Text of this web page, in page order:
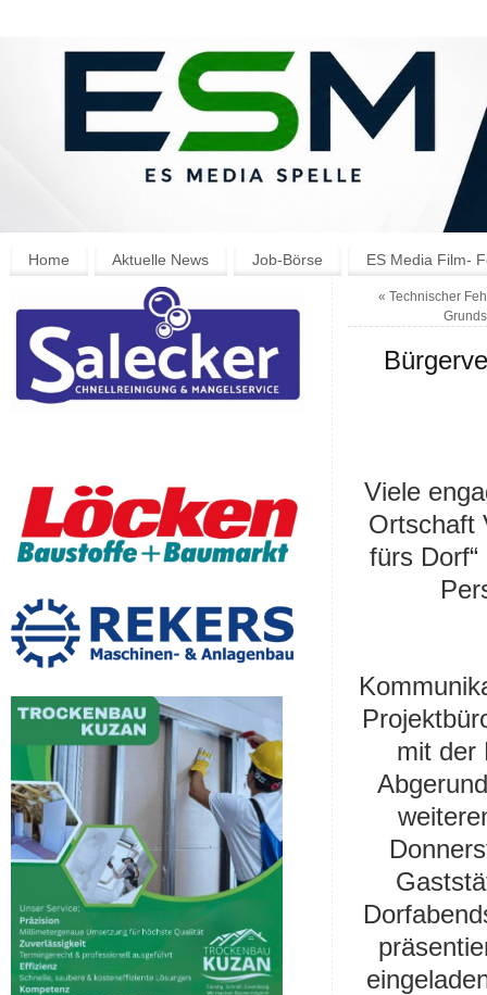
Home Aktuelle News Job-Börse ES Media Film-
« Technischer
Viele
Ortschaft
fürs
mit der